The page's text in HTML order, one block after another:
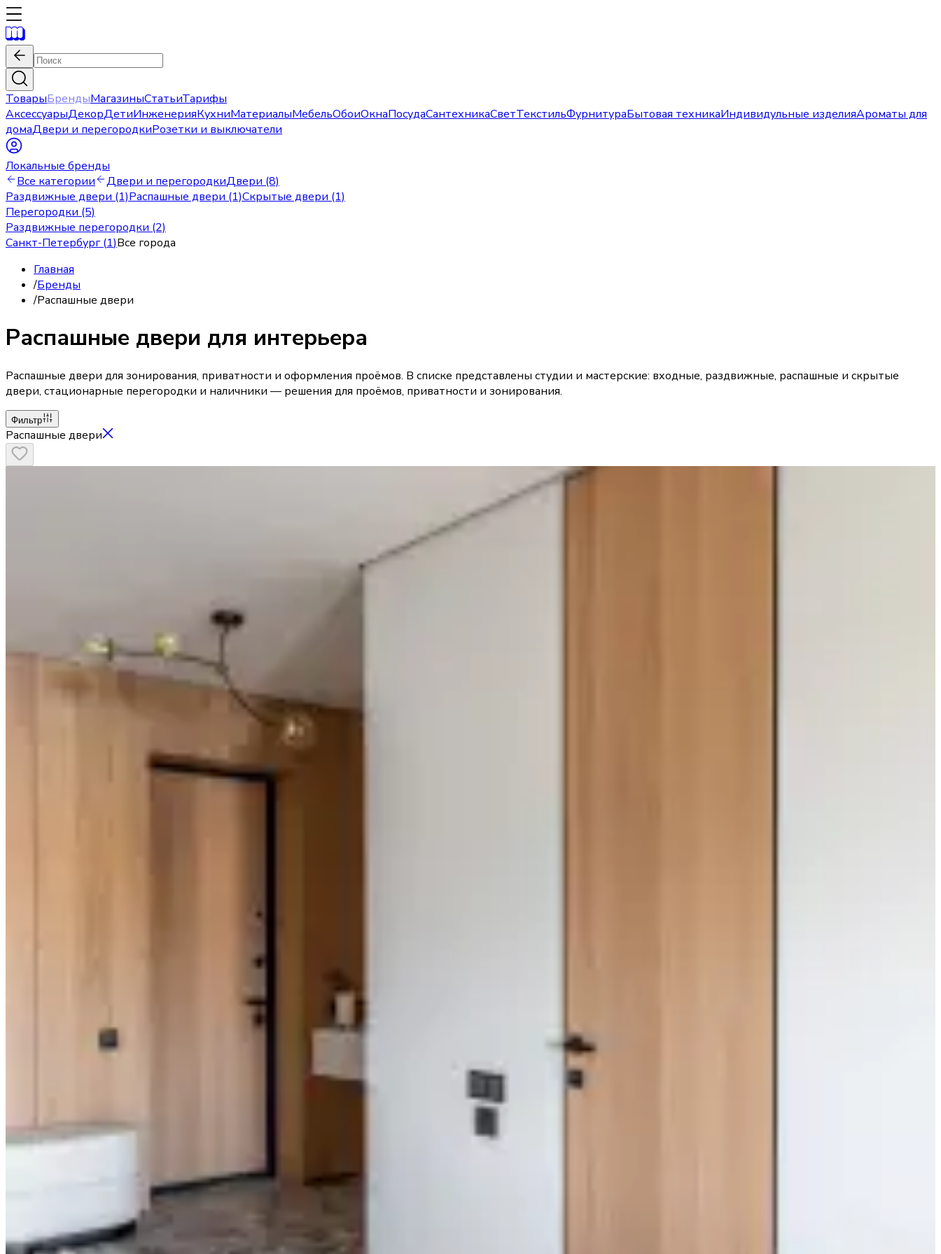
ТоварыБрендыМагазиныСтатьиТарифы
АксессуарыДекорДетиИнженерияКухниМатериалыМебельОбоиОкнаПосудаСантехникаСветТекстильФурнитураБытовая техникаИндивидульные изделияАроматы для
домаДвери и перегородкиРозетки и выключатели
Локальные бренды
Все категории
Двери и перегородкиДвери (8)
Раздвижные двери (1)Распашные двери (1)Скрытые двери (1)
Перегородки (5)
Раздвижные перегородки (2)
Санкт-Петербург(1)Все города
Главная
/Бренды
/Распашные двери
Распашные двери для интерьера
Распашные двери для зонирования, приватности и оформления проёмов. В списке представлены студии и мастерские: входные, раздвижные, распашные и скрытые
двери, стационарные перегородки и наличники — решения для проёмов, приватности и зонирования.
Фильтр
Распашные двери